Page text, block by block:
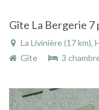
La Livinière (17 km),
Gîte
3